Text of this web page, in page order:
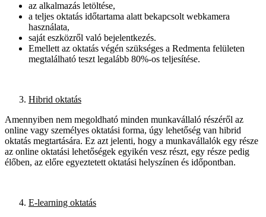
az alkalmazás letöltése,
a teljes oktatás időtartama alatt bekapcsolt webkamera
használata,
saját eszközről való bejelentkezés.
Emellett az oktatás végén szükséges a Redmenta felületen
megtalálható teszt legalább 80%-os teljesítése.
Hibrid oktatás
Amennyiben nem megoldható minden munkavállaló részéről az
online vagy személyes oktatási forma, úgy lehetőség van hibrid
oktatás megtartására. Ez azt jelenti, hogy a munkavállalók egy része
az online oktatási lehetőségek egyikén vesz részt, egy része pedig
élőben, az előre egyeztetett oktatási helyszínen és időpontban.
E-learning oktatás